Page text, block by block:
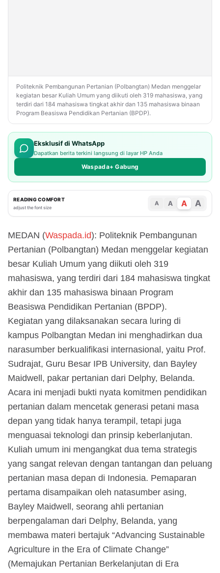
Politeknik Pembangunan Pertanian (Polbangtan) Medan menggelar
kegiatan besar Kuliah Umum yang diikuti oleh 319 mahasiswa, yang
terdiri dari 184 mahasiswa tingkat akhir dan 135 mahasiswa binaan
Program Beasiswa Pendidikan Pertanian (BPDP).
Eksklusif di WhatsApp
Dapatkan berita terkini langsung di layar HP Anda
Waspada+ Gabung
READING COMFORT
adjust the font size
A A A A
MEDAN (Waspada.id): Politeknik Pembangunan
Pertanian (Polbangtan) Medan menggelar kegiatan
besar Kuliah Umum yang diikuti oleh 319
mahasiswa, yang terdiri dari 184 mahasiswa tingkat
akhir dan 135 mahasiswa binaan Program
Beasiswa Pendidikan Pertanian (BPDP).
Kegiatan yang dilaksanakan secara luring di
kampus Polbangtan Medan ini menghadirkan dua
narasumber berkualifikasi internasional, yaitu Prof.
Sudrajat, Guru Besar IPB University, dan Bayley
Maidwell, pakar pertanian dari Delphy, Belanda.
Acara ini menjadi bukti nyata komitmen pendidikan
pertanian dalam mencetak generasi petani masa
depan yang tidak hanya terampil, tetapi juga
menguasai teknologi dan prinsip keberlanjutan.
Kuliah umum ini mengangkat dua tema strategis
yang sangat relevan dengan tantangan dan peluang
pertanian masa depan di Indonesia. Pemaparan
pertama disampaikan oleh natasumber asing,
Bayley Maidwell, seorang ahli pertanian
berpengalaman dari Delphy, Belanda, yang
membawa materi bertajuk “Advancing Sustainable
Agriculture in the Era of Climate Change”
(Memajukan Pertanian Berkelanjutan di Era